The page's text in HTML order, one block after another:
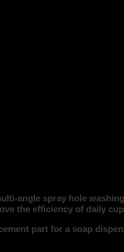
angle spray hole
the efficiency of daily
part for a soap